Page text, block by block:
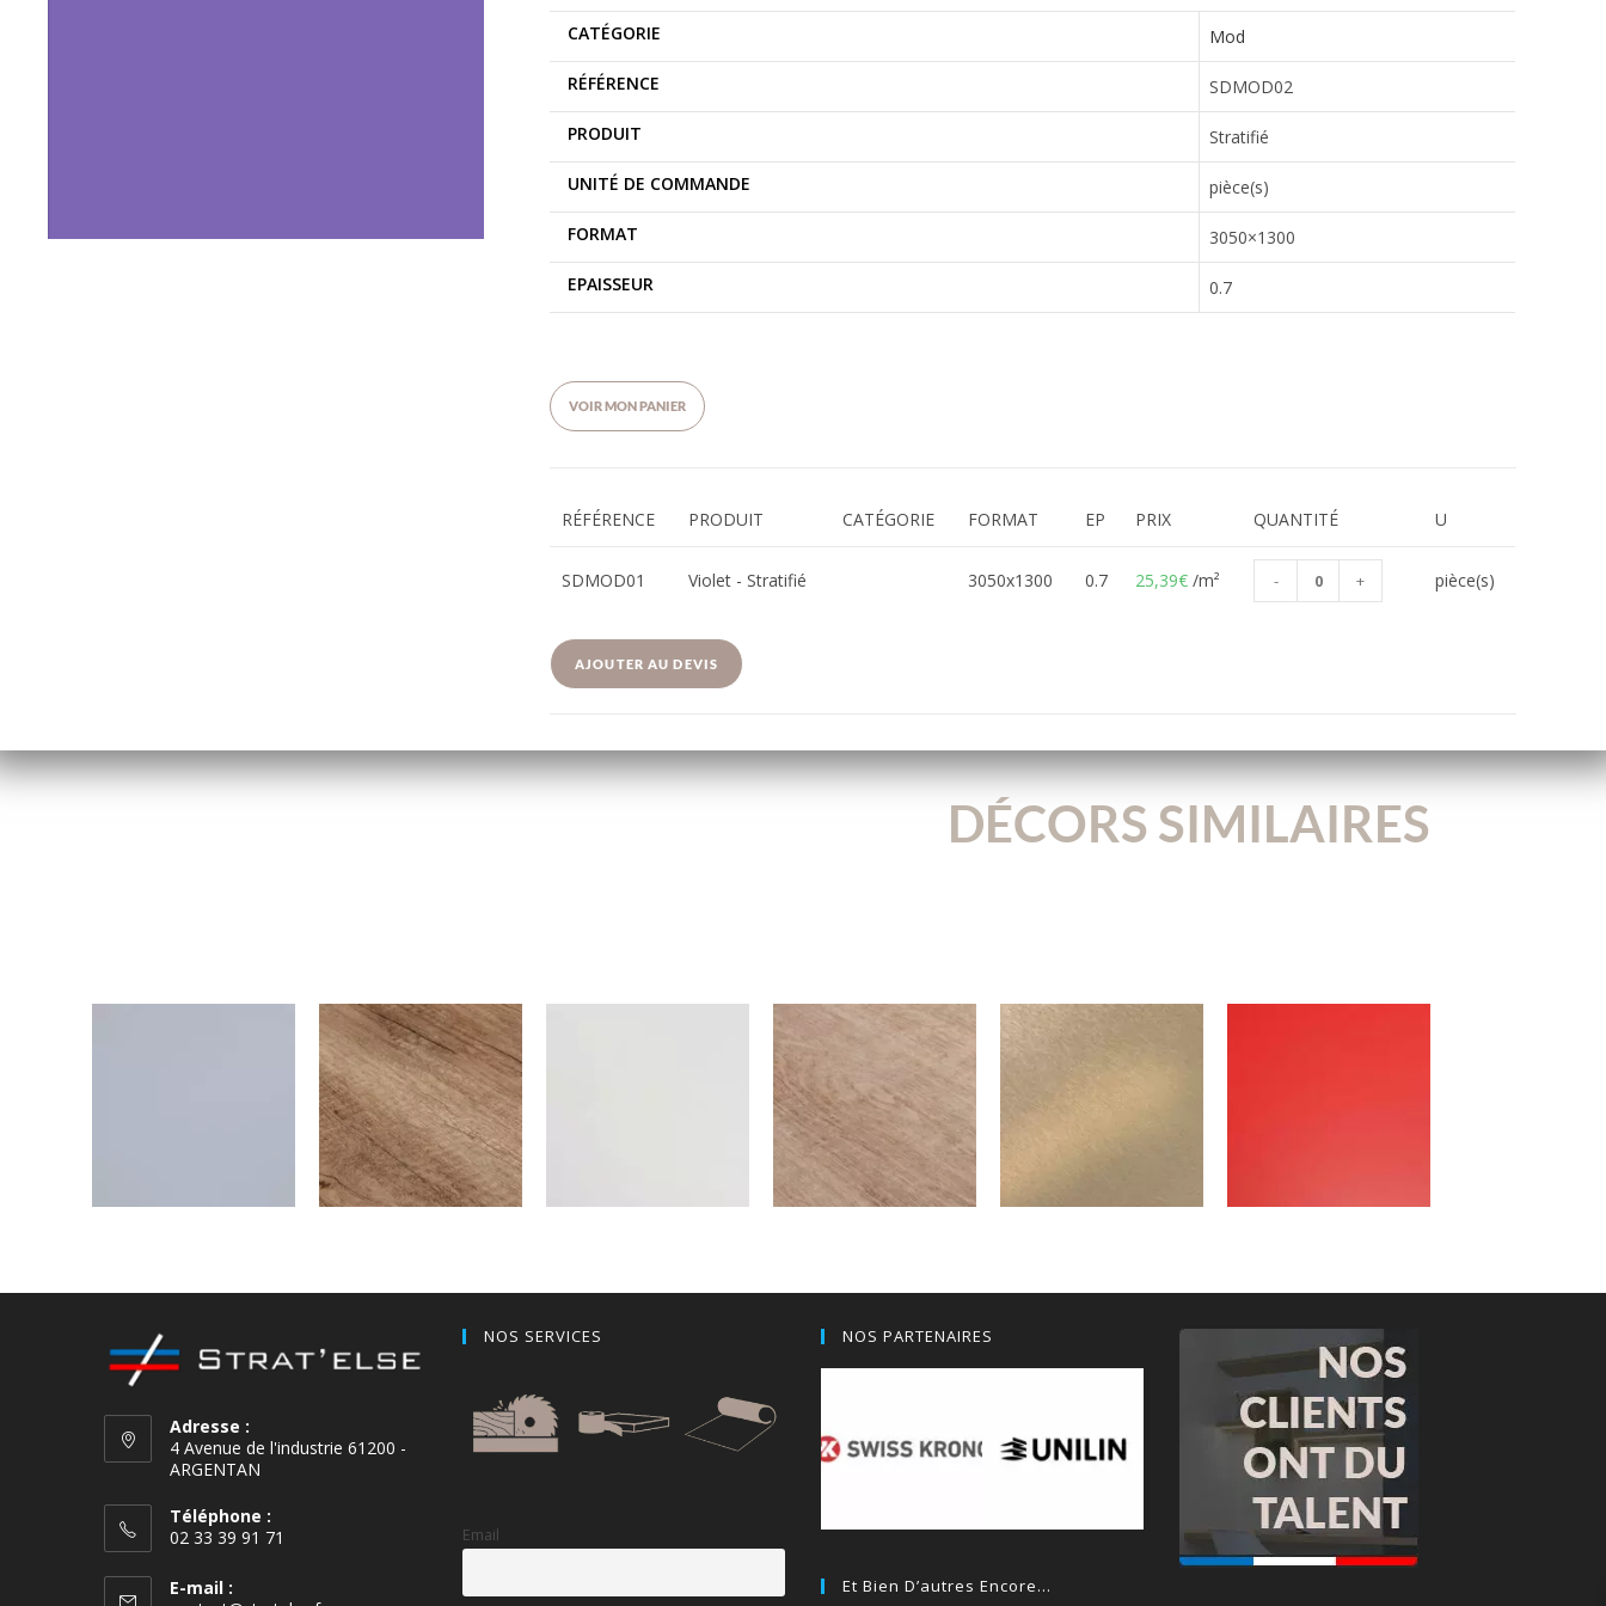
CATÉGORIE Mod
RÉFÉRENCE SDMOD02
PRODUIT Stratifié
UNITÉ DE COMMANDE pièce(s)
FORMAT 3050×1300
EPAISSEUR 0.7
VOIR MON PANIER
RÉFÉRENCE PRODUIT CATÉGORIE FORMAT EP PRIX QUANTITÉ U
SDMOD01 Violet - Stratifié 3050x1300 0.7 25,39€ /m² - + pièce(s)
AJOUTER AU DEVIS
DÉCORS SIMILAIRES
Adresse :
4 Avenue de l'industrie 61200 -
ARGENTAN
Téléphone :
02 33 39 91 71
E-mail :
NOS SERVICES
Email
NOS PARTENAIRES
Et Bien D’autres Encore…